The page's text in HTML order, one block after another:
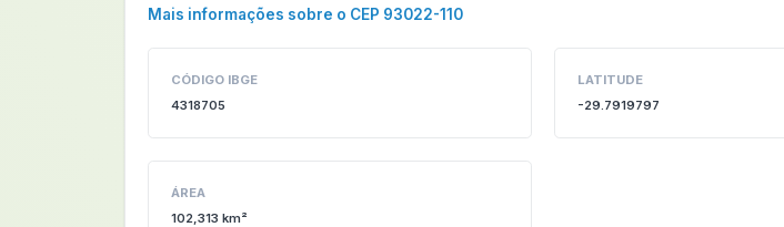
Mais informações sobre o CEP 93022-110
CÓDIGO IBGE
4318705
LATITUDE
-29.7919797
ÁREA
102,313 km²